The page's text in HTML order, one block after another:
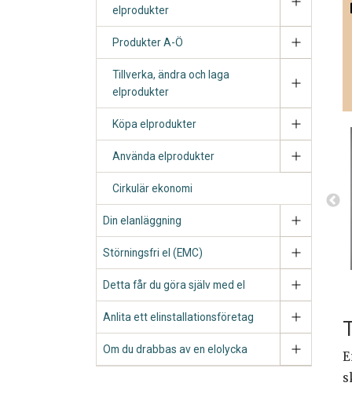
elprodukter
Produkter A-Ö
Tillverka, ändra och laga
elprodukter
Köpa elprodukter
Använda elprodukter
Cirkulär ekonomi
Din elanläggning
Störningsfri el (EMC)
Detta får du göra själv med el
Anlita ett elinstallationsföretag
Om du drabbas av en elolycka